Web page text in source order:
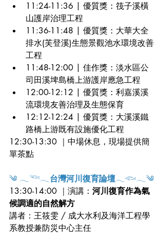
11:24-11:36 | 優質獎：筏子溪橫
山護岸治理工程
11:36-11:48 | 優質獎：大華大全
排水(芙登溪)生態景觀池水環境改善
工程
11:48-12:00 | 佳作獎：淡水區公
司田溪埤島橋上游護岸應急工程
12:00-12:12 | 優質獎：利嘉溪溪
流環境友善治理及生態保育
12:12-12:24 | 優質獎：大溪溪鐵
路橋上游既有設施優化工程
12:30-13:30 ｜中場休息，現場提供簡
單茶點
༄ 𓂃𓆝𓂃 台灣河川復育論壇𓂃𓆟𓂃༄
13:30-14:00 ｜演講： 河川復育作為氣
候調適的自然解方
講者：王筱雯 / 成大水利及海洋工程學
系教授兼防災中心主任